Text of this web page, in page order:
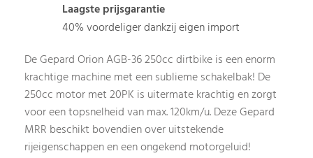
Laagste prijsgarantie
40% voordeliger dankzij eigen import
De Gepard Orion AGB-36 250cc dirtbike is een enorm
krachtige machine met een sublieme schakelbak! De
250cc motor met 20PK is uitermate krachtig en zorgt
voor een topsnelheid van max. 120km/u. Deze Gepard
MRR beschikt bovendien over uitstekende
rijeigenschappen en een ongekend motorgeluid!